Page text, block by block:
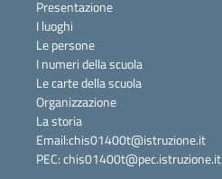
Presentazione
I luoghi
Le persone
I numeri della scuola
Le carte della scuola
Organizzazione
La storia
Email:chis01400t@istruzione.it
PEC: chis01400t@pec.istruzione.it